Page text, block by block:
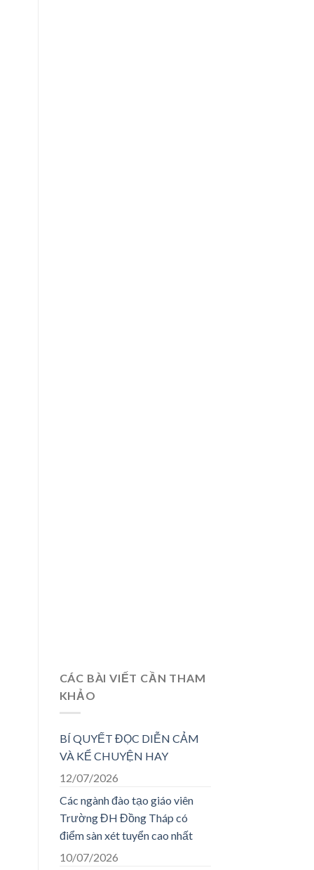
CÁC BÀI VIẾT CẦN THAM
KHẢO
BÍ QUYẾT ĐỌC DIỄN CẢM
VÀ KỂ CHUYỆN HAY
12/07/2026
Các ngành đào tạo giáo viên
Trường ĐH Đồng Tháp có
điểm sàn xét tuyển cao nhất
10/07/2026